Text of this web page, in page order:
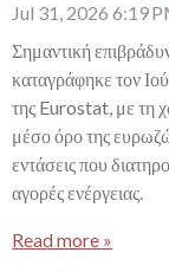
Jul 31, 2026 6:19
Σημαντική
καταγράφηκε τον
της Eurostat, με τη
μέσο όρο της
εντάσεις που
αγορές ενέργειας.
Read more »